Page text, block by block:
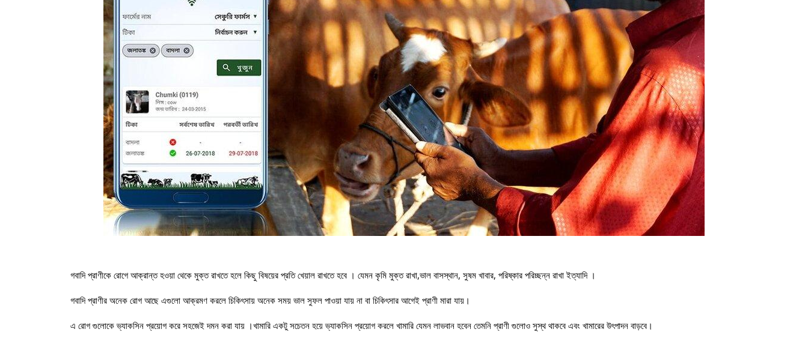
গবাদি প্রাণীকে রোগে আক্রান্ত হওয়া থেকে মুক্ত রাখতে হলে কিছু বিষয়ের প্রতি খেয়াল রাখতে হবে । যেমন কৃমি মুক্ত রাখা,ভাল বাসস্থান, সুষম খাবার, পরিষ্কার পরিচ্ছন্ন রাখা ইত্যাদি ।
গবাদি প্রাণীর অনেক রোগ আছে এগুলো আক্রমণ করলে চিকিৎসায় অনেক সময় ভাল সুফল পাওয়া যায় না বা চিকিৎসার আগেই প্রাণী মারা যায়।
এ রোগ গুলোকে ভ্যাকসিন প্রয়োগ করে সহজেই দমন করা যায় ।খামারি একটু সচেতন হয়ে ভ্যাকসিন প্রয়োগ করলে খামারি যেমন লাভবান হবেন তেমনি প্রাণী গুলোও সুস্থ থাকবে এবং খামারের উৎপাদন বাড়বে।